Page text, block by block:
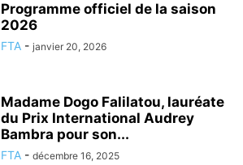
Programme officiel de la saison
2026
FTA - janvier 20, 2026
Madame Dogo Falilatou, lauréate
du Prix International Audrey
Bambra pour son...
FTA - décembre 16, 2025